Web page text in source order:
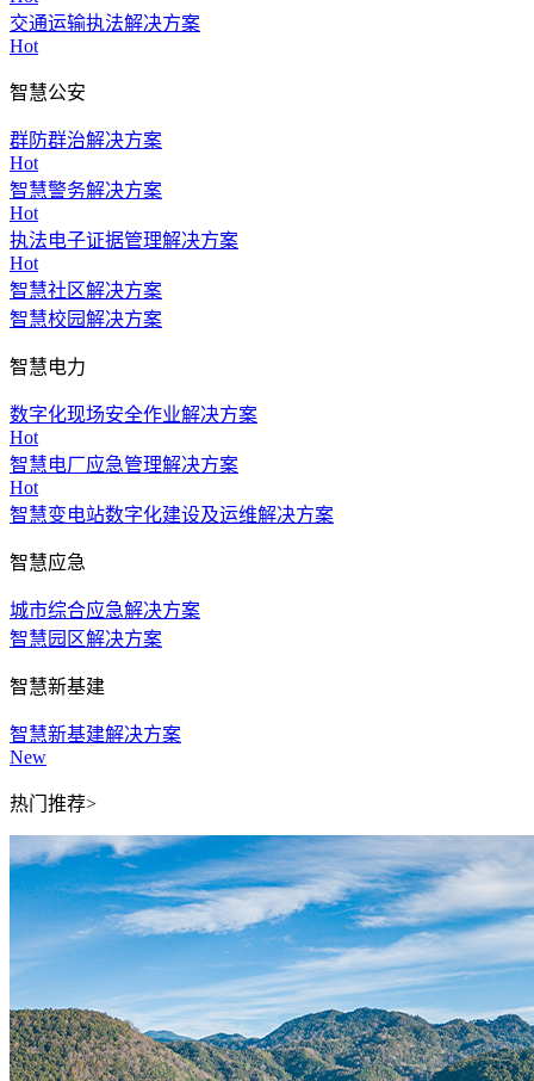
交通运输执法解决方案
Hot
智慧公安
群防群治解决方案
Hot
智慧警务解决方案
Hot
执法电子证据管理解决方案
Hot
智慧社区解决方案
智慧校园解决方案
智慧电力
数字化现场安全作业解决方案
Hot
智慧电厂应急管理解决方案
Hot
智慧变电站数字化建设及运维解决方案
智慧应急
城市综合应急解决方案
智慧园区解决方案
智慧新基建
智慧新基建解决方案
New
热门推荐>